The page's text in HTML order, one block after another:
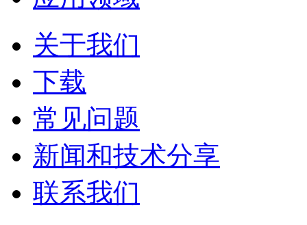
关于我们
下载
常见问题
新闻和技术分享
联系我们